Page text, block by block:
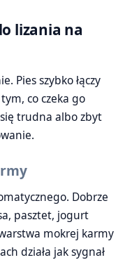
lizania na
Pies szybko łączy
co czeka go
trudna albo zbyt
Dobrze
pasztet, jogurt
mokrej karmy
działa jak sygnał